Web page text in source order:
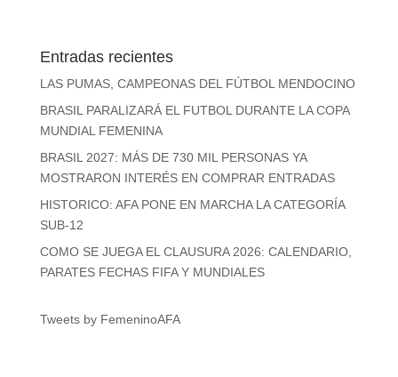
Entradas recientes
LAS PUMAS, CAMPEONAS DEL FÚTBOL MENDOCINO
BRASIL PARALIZARÁ EL FUTBOL DURANTE LA COPA
MUNDIAL FEMENINA
BRASIL 2027: MÁS DE 730 MIL PERSONAS YA
MOSTRARON INTERÉS EN COMPRAR ENTRADAS
HISTORICO: AFA PONE EN MARCHA LA CATEGORÍA
SUB-12
COMO SE JUEGA EL CLAUSURA 2026: CALENDARIO,
PARATES FECHAS FIFA Y MUNDIALES
Tweets by FemeninoAFA